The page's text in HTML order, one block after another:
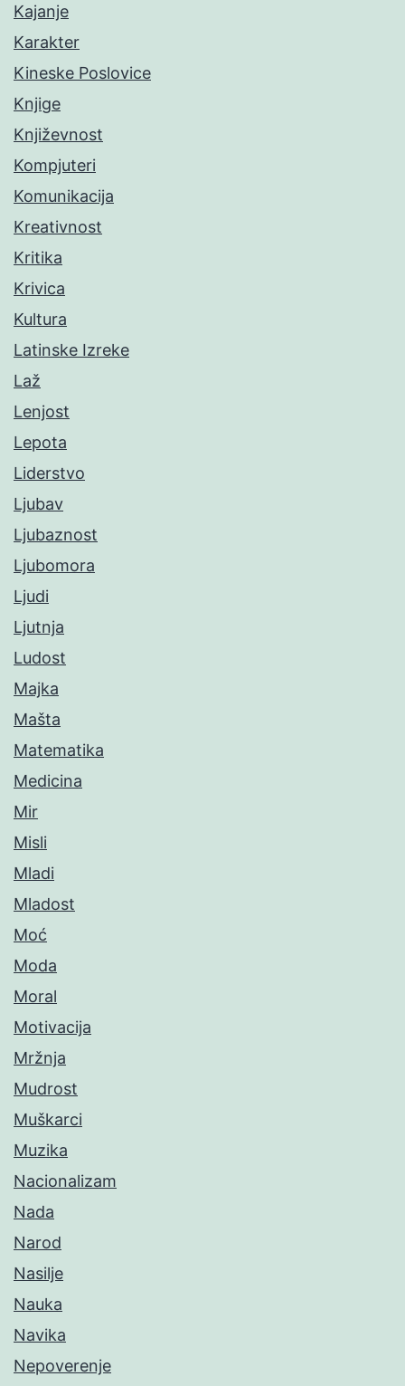
Kajanje
Karakter
Kineske Poslovice
Knjige
Književnost
Kompjuteri
Komunikacija
Kreativnost
Kritika
Krivica
Kultura
Latinske Izreke
Laž
Lenjost
Lepota
Liderstvo
Ljubav
Ljubaznost
Ljubomora
Ljudi
Ljutnja
Ludost
Majka
Mašta
Matematika
Medicina
Mir
Misli
Mladi
Mladost
Moć
Moda
Moral
Motivacija
Mržnja
Mudrost
Muškarci
Muzika
Nacionalizam
Nada
Narod
Nasilje
Nauka
Navika
Nepoverenje